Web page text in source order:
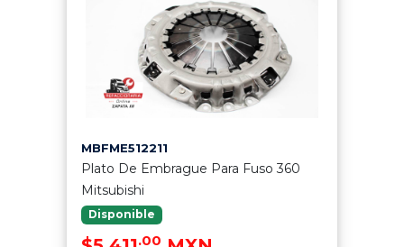
MBFME512211
Plato De Embrague Para Fuso 360
Mitsubishi
Disponible
.00